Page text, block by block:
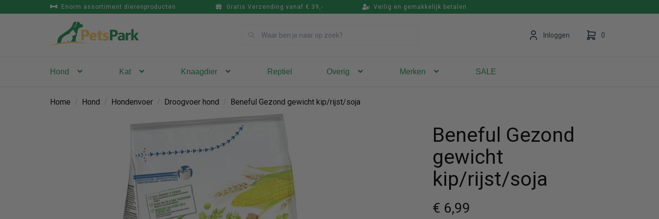
Enorm assortiment dierenproducten Gratis Verzending vanaf € 39,- Veilig en gemakkelijk betalen
Inloggen 0
Vul hem met producten.
Hond Kat Knaagdier Reptiel Overig Merken SALE
Home Hond Hondenvoer Droogvoer hond Beneful Gezond gewicht kip/rijst/soja
Beneful Gezond
gewicht
kip/rijst/soja
€ 6,99